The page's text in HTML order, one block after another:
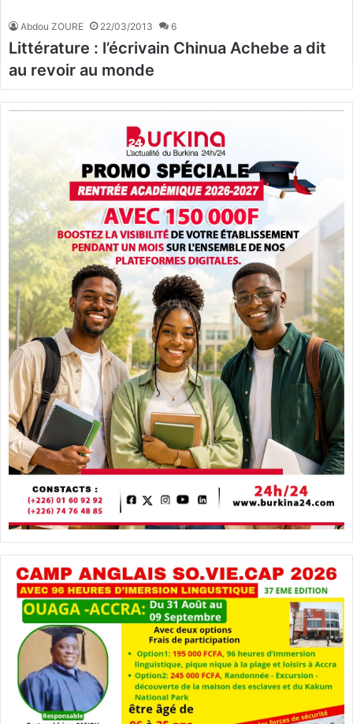
Abdou ZOURE 22/03/2013 6
Littérature : l’écrivain Chinua Achebe a dit
au revoir au monde